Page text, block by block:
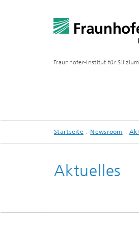
Fraunhofer-Institut für
MIKRO-
3D-Glasfließ-Technologie
MEMS-
FAB-SH
Startseite Newsroom
Aktuelles